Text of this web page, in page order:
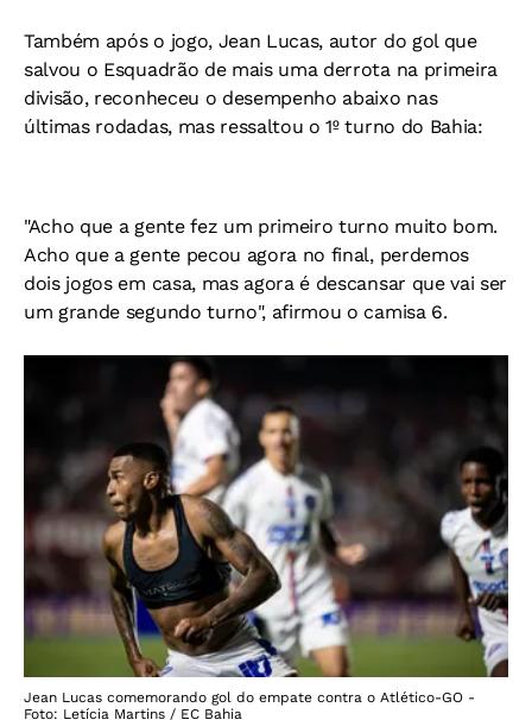
Também após o jogo, Jean Lucas, autor do gol que
salvou o Esquadrão de mais uma derrota na primeira
divisão, reconheceu o desempenho abaixo nas
últimas rodadas, mas ressaltou o 1º turno do Bahia:
"Acho que a gente fez um primeiro turno muito bom.
Acho que a gente pecou agora no final, perdemos
dois jogos em casa, mas agora é descansar que vai ser
um grande segundo turno", afirmou o camisa 6.
Jean Lucas comemorando gol do empate contra o Atlético-GO -
Foto: Letícia Martins / EC Bahia